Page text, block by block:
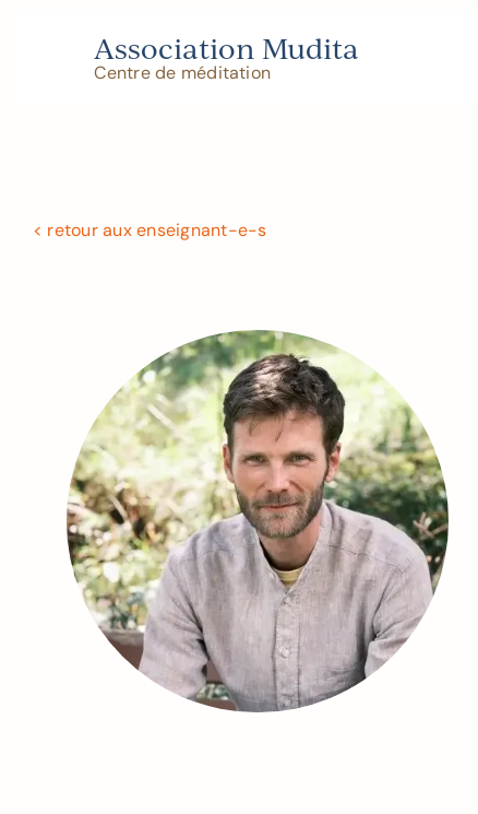
Association Mudita
Centre de méditation
< retour aux enseignant-e-s